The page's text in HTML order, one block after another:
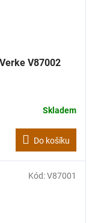
V87002
Skladem
Do košíku
Kód:V87001